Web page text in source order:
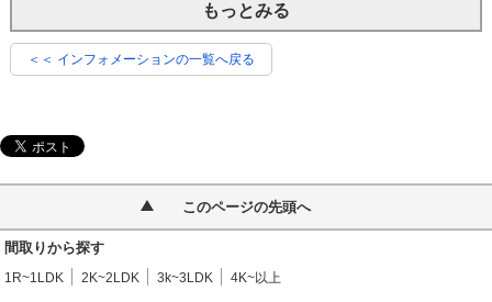
もっとみる
＜＜ インフォメーションの一覧へ戻る
このページの先頭へ
間取りから探す
1R~1LDK 2K~2LDK 3k~3LDK 4K~以上